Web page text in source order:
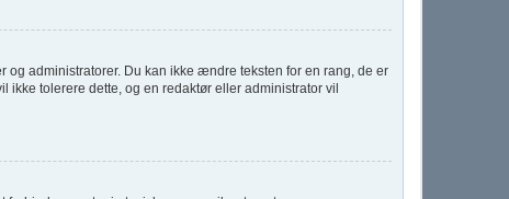
administratorer. Du kan ikke ændre teksten for en rang, de er
tolerere dette, og en redaktør eller administrator vil